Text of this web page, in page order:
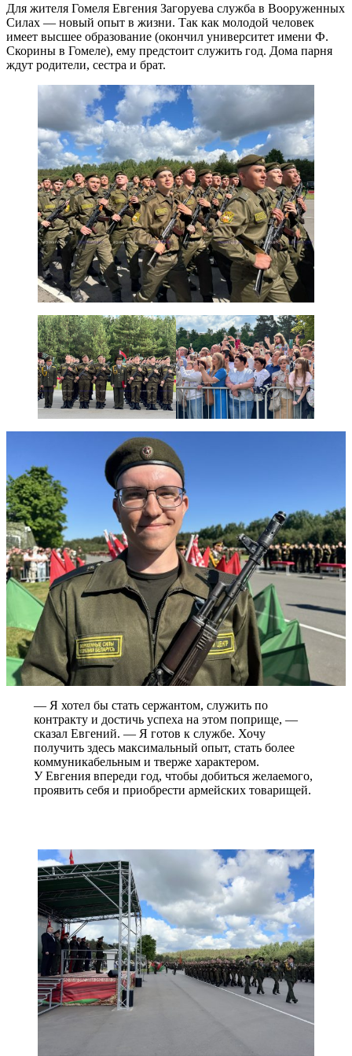
Для жителя Гомеля Евгения Загоруева служба в Вооруженных
Силах — новый опыт в жизни. Так как молодой человек
имеет высшее образование (окончил университет имени Ф.
Скорины в Гомеле), ему предстоит служить год. Дома парня
ждут родители, сестра и брат.
— Я хотел бы стать сержантом, служить по
контракту и достичь успеха на этом поприще, —
сказал Евгений. — Я готов к службе. Хочу
получить здесь максимальный опыт, стать более
коммуникабельным и тверже характером.
У Евгения впереди год, чтобы добиться желаемого,
проявить себя и приобрести армейских товарищей.